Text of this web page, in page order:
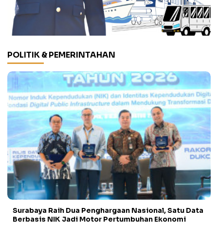
POLITIK & PEMERINTAHAN
Surabaya Raih Dua Penghargaan Nasional, Satu Data
Berbasis NIK Jadi Motor Pertumbuhan Ekonomi